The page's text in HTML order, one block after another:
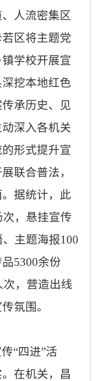
人流密集区
区将主题党
学校开展宣
挖本地红色
承历史、见
深入各机关
形式提升宣
联合普法，
据统计，此
次，悬挂宣传
主题海报100
5300余份
次，营造出线
氛围。
“四进”活
在机关，昌